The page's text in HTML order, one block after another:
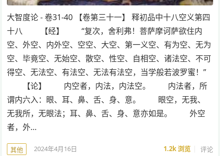
大智度论 - 卷31-40 【卷第三十一】 释初品中十八空义第四
十八 【经】 “复次，舍利弗！菩萨摩诃萨欲住内
空、外空、内外空、空空、大空、第一义空、有为空、无为
空、毕竟空、无始空、散空、性空、自相空、诸法空、不可
得空、无法空、有法空、无法有法空，当学般若波罗蜜！”
【论】 内空者，内法，内法空。 内法者，所
谓内六入：眼、耳、鼻、舌、身、意。 眼空，无我、
无我所，无眼法；耳、鼻、舌、身、意亦如是。 外空
者，外…
其他 2024年4月16日 1.2k浏览 评论